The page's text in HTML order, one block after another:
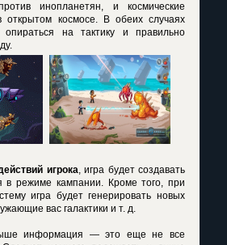
инопланетян, и космические
открытом космосе. В обеих случаях
на тактику и правильно
игрока, игра будет создавать
в режиме кампании. Кроме того, при
игра будет генерировать новых
вас галактики и т. д.
информация — это еще не все